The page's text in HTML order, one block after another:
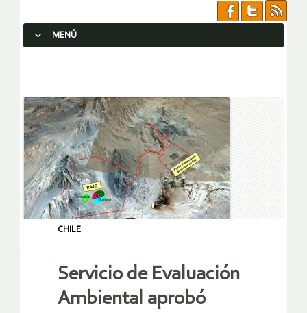
MENÚ
CHILE
Servicio de Evaluación
Ambiental aprobó